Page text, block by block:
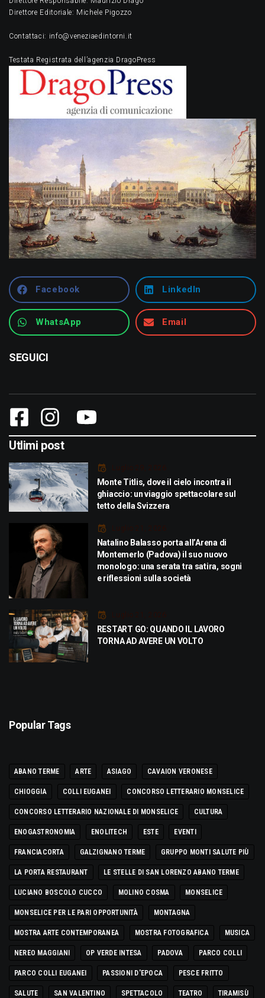
Direttore Editoriale: Michele Pigozzo
Contattaci: info@veneziaedintorni.it
Testata Registrata dell’agenzia DragoPress
Facebook LinkedIn
WhatsApp Email
SEGUICI
Utlimi post
Luglio 29, 2026
Monte Titlis, dove il cielo incontra il
ghiaccio: un viaggio spettacolare sul
tetto della Svizzera
Luglio 21, 2026
Natalino Balasso porta all’Arena di
Montemerlo (Padova) il suo nuovo
monologo: una serata tra satira, sogni
e riflessioni sulla società
Luglio 21, 2026
RESTART GO: QUANDO IL LAVORO
TORNA AD AVERE UN VOLTO
Popular Tags
ABANO TERME ARTE ASIAGO CAVAION VERONESE
CHIOGGIA COLLI EUGANEI CONCORSO LETTERARIO MONSELICE
CONCORSO LETTERARIO NAZIONALE DI MONSELICE CULTURA
ENOGASTRONOMIA ENOLITECH ESTE EVENTI
FRANCIACORTA GALZIGNANO TERME GRUPPO MONTI SALUTE PIÙ
LA PORTA RESTAURANT LE STELLE DI SAN LORENZO ABANO TERME
LUCIANO BOSCOLO CUCCO MOLINO COSMA MONSELICE
MONSELICE PER LE PARI OPPORTUNITÀ MONTAGNA
MOSTRA ARTE CONTEMPORANEA MOSTRA FOTOGRAFICA MUSICA
NEREO MAGGIANI OP VERDE INTESA PADOVA PARCO COLLI
PARCO COLLI EUGANEI PASSIONI D'EPOCA PESCE FRITTO
SALUTE SAN VALENTINO SPETTACOLO TEATRO TIRAMISÙ